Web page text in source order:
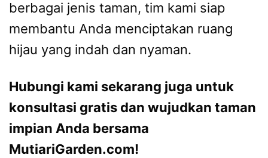
berbagai jenis taman, tim kami siap
membantu Anda menciptakan ruang
hijau yang indah dan nyaman.
Hubungi kami sekarang juga untuk
konsultasi gratis dan wujudkan taman
impian Anda bersama
MutiariGarden.com!